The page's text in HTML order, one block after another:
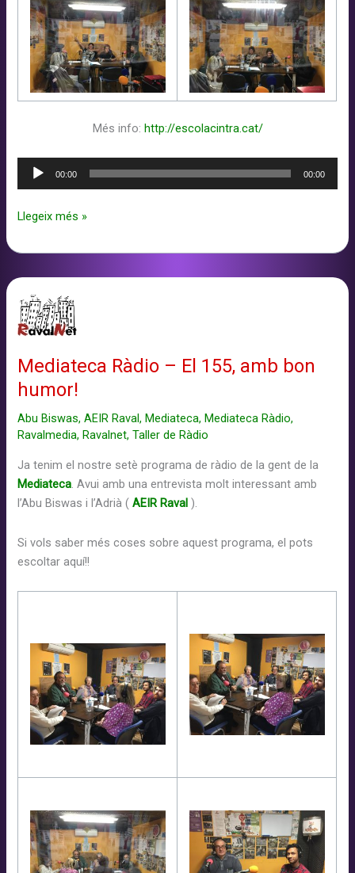
Més info: http://escolacintra.cat/
Reproductor
00:00 00:00
Taller
Ràdio
Ravalnet
amb
l’Escola
2017/2018
Llegeix més »
Mediateca Ràdio – El 155, amb bon
humor!
Abu Biswas,AEIR Raval, Mediateca, Mediateca Ràdio,
Ravalmedia, Ravalnet,Taller de Ràdio
Ja tenimel nostre setè programa de ràdio de la gent de la
Mediateca. Avui amb una entrevista molt interessant amb
l’Abu Biswas i l’Adrià (AEIR Raval ).
Si vols saber més coses sobre aquest programa, el pots
escoltar aquí!!